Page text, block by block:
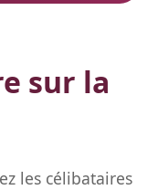
sur la
les célibataires